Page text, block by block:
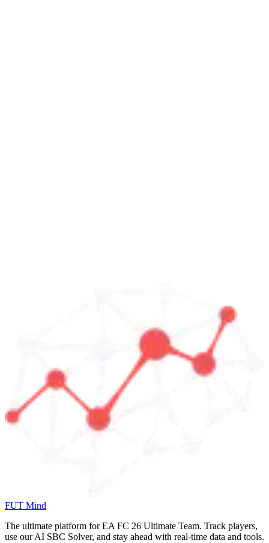
FUT Mind
The ultimate platform for EA FC 26 Ultimate Team. Track players,
use our AI SBC Solver, and stay ahead with real-time data and tools.